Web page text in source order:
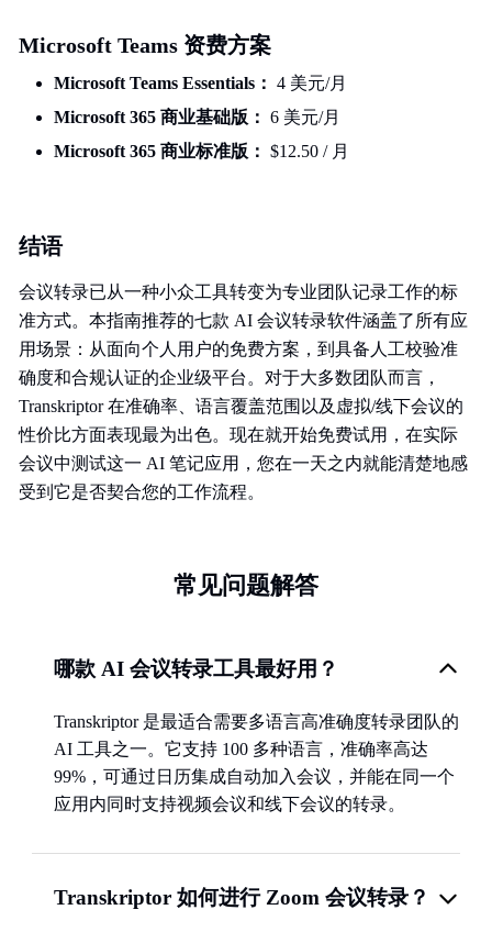
Microsoft Teams 资费方案
Microsoft Teams Essentials： 4 美元/月
Microsoft 365 商业基础版： 6 美元/月
Microsoft 365 商业标准版： $12.50 / 月
结语
会议转录已从一种小众工具转变为专业团队记录工作的标
准方式。本指南推荐的七款 AI 会议转录软件涵盖了所有应
用场景：从面向个人用户的免费方案，到具备人工校验准
确度和合规认证的企业级平台。对于大多数团队而言，
Transkriptor 在准确率、语言覆盖范围以及虚拟/线下会议的
性价比方面表现最为出色。现在就开始免费试用，在实际
会议中测试这一 AI 笔记应用，您在一天之内就能清楚地感
受到它是否契合您的工作流程。
常见问题解答
哪款 AI 会议转录工具最好用？
Transkriptor 是最适合需要多语言高准确度转录团队的
AI 工具之一。它支持 100 多种语言，准确率高达
99%，可通过日历集成自动加入会议，并能在同一个
应用内同时支持视频会议和线下会议的转录。
Transkriptor 如何进行 Zoom 会议转录？